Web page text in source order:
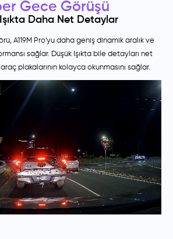
Gece Görüşü
Daha Net Detaylar
A119M Pro'yu daha geniş dinamik aralık ve
sağlar. Düşük Işıkta bile detayları net
plakalarının kolayca okunmasını sağlar.